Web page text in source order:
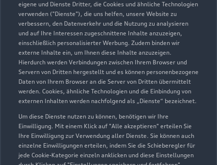
eigene und Dienste Dritter, die Cookies und ähnliche Technologien
verwenden ("Dienste"), die uns helfen, unsere Website zu
verbessern, den Datenverkehr und die Nutzung zu analysieren
und auf Ihre Interessen zugeschnittene Inhalte anzuzeigen,
einschließlich personalisierter Werbung. Zudem binden wir
externe Inhalte ein, um Ihnen diese Inhalte anzuzeigen.
Hierdurch werden Verbindungen zwischen Ihrem Browser und
Servern von Dritten hergestellt und es können personenbezogene
Daten von Ihrem Browser an die Server von Dritten übermittelt
werden. Cookies, ähnliche Technologien und die Einbindung von
externen Inhalten werden nachfolgend als „Dienste“ bezeichnet.
Um diese Dienste nutzen zu können, benötigen wir Ihre
Einwilligung. Mit einem Klick auf "Alle akzeptieren" erteilen Sie
Ihre Einwilligung zur Verwendung aller Dienste. Sie können auch
einzelne Einwilligungen erteilen, indem Sie die Schieberegler für
jede Cookie-Kategorie einzeln anklicken und diese Einstellungen
Teile & Zubehörverkauf
Geöffnet bis13:00